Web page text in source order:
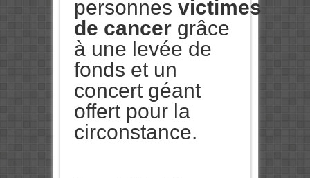
personnes victimes
de cancergrâce
à une levée de
fonds et un
concert géant
offert pour la
circonstance.